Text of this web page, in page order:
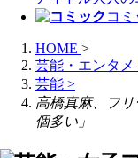
コミ
HOME >
芸能・エンタメ
芸能 >
高橋真麻、フ
個多い」